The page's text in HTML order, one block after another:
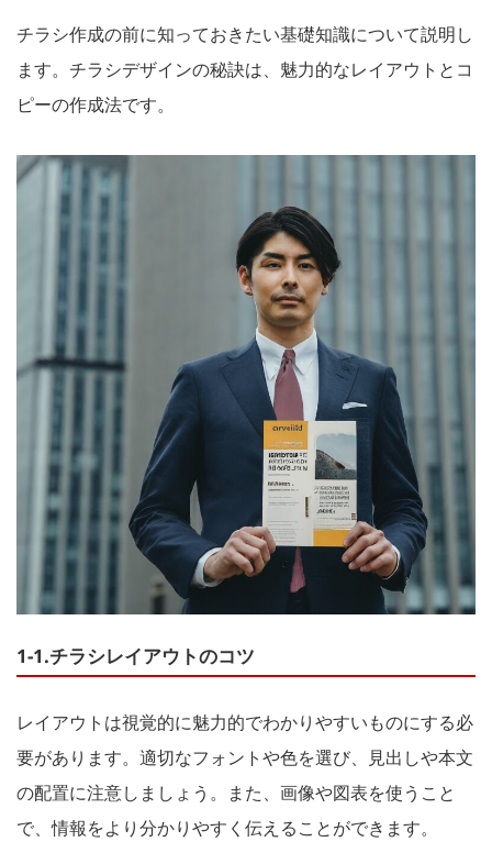
チラシ作成の前に知っておきたい基礎知識について説明し
ます。チラシデザインの秘訣は、魅力的なレイアウトとコ
ピーの作成法です。
1-1.チラシレイアウトのコツ
レイアウトは視覚的に魅力的でわかりやすいものにする必
要があります。適切なフォントや色を選び、見出しや本文
の配置に注意しましょう。また、画像や図表を使うこと
で、情報をより分かりやすく伝えることができます。